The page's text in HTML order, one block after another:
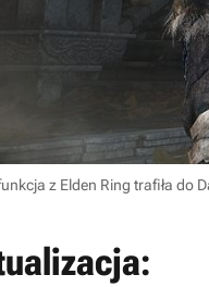
z Elden Ring trafiła do